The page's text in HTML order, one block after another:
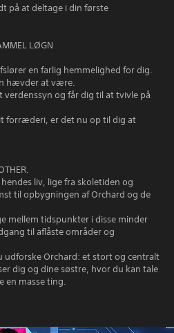
på at deltage i din første
LØGN
en farlig hemmelighed for dig.
hævder at være.
verdenssyn og får dig til at tvivle på
forræderi, er det nu op til dig at
liv, lige fra skoletiden og
til opbygningen af Orchard og de
mellem tidspunkter i disse minder
til aflåste områder og
udforske Orchard: et stort og centralt
dig og dine søstre, hvor du kan tale
en masse ting.